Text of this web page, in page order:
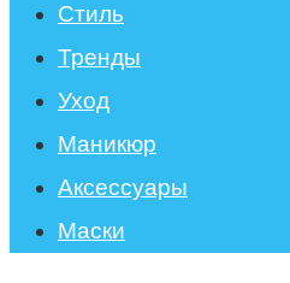
Стиль
Тренды
Уход
Маникюр
Аксессуары
Маски